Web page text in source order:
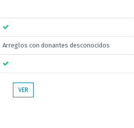
Arreglos con donantes desconocidos
VER